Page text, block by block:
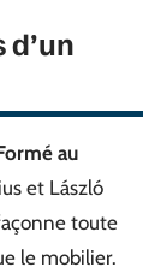
au
et László
toute
le mobilier.